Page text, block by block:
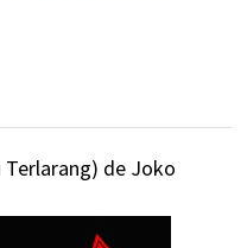
Terlarang) de Joko